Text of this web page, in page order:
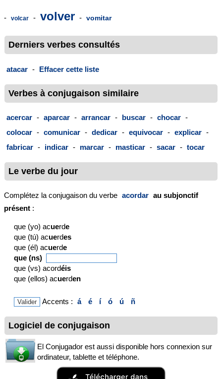
- volcar - volver - vomitar
Derniers verbes consultés
atacar - Effacer cette liste
Verbes à conjugaison similaire
acercar - aparcar - arrancar - buscar - chocar -
colocar - comunicar - dedicar - equivocar - explicar -
fabricar - indicar - marcar - masticar - sacar - tocar
Le verbe du jour
Complétez la conjugaison du verbe acordar au subjonctif
présent :
que (yo) acuerde
que (tú) acuerdes
que (él) acuerde
que (ns)
que (vs) acordéis
que (ellos) acuerden
Accents : á é í ó ú ñ
Logiciel de conjugaison
El Conjugador est aussi disponible hors connexion sur
ordinateur, tablette et téléphone.